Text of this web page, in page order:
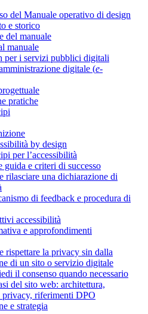
del Manuale operativo di design
e storico
del manuale
manuale
per i servizi pubblici digitali
digitale (e-
pratiche
by design
per l’accessibilità
guida e criteri di successo
rilasciare una dichiarazione di
di feedback e procedura di
accessibilità
e approfondimenti
rispettare la privacy sin dalla
di un sito o servizio digitale
il consenso quando necessario
del sito web: architettura,
riferimenti DPO
e strategia